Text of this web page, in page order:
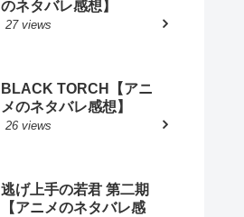
のネタバレ感想】
27 views
BLACK TORCH【アニ
メのネタバレ感想】
26 views
逃げ上手の若君 第二期
【アニメのネタバレ感